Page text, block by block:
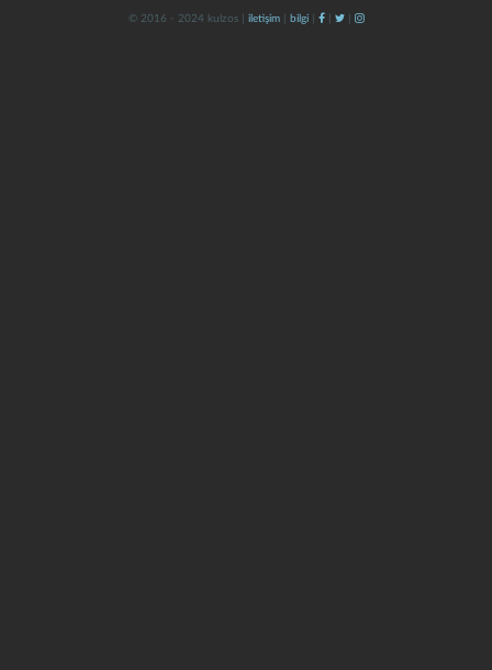
© 2016 - 2024 kulzos | iletişim| bilgi| | |